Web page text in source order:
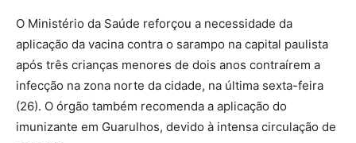
O Ministério da Saúde reforçou a necessidade da
aplicação da vacina contra o sarampo na capital paulista
após três crianças menores de dois anos contraírem a
infecção na zona norte da cidade, na última sexta-feira
(26). O órgão também recomenda a aplicação do
imunizante em Guarulhos, devido à intensa circulação de